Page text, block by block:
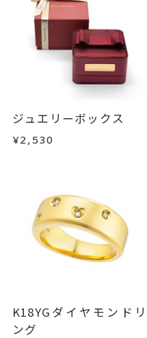
ジュエリーボックス
¥2,530
K18YGダイヤモンドリ
ング